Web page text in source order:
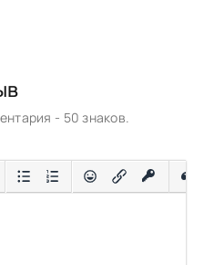
- 50 знаков.